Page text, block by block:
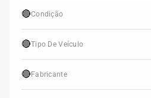
🔴Condição
🔴Tipo De Veículo
🔴 Fabricante